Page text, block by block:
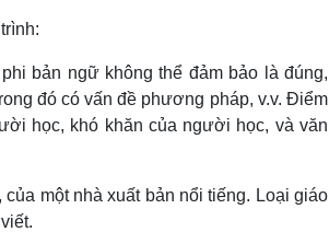
bản ngữ không thể đảm bảo là đúng,
đó có vấn đề phương pháp, v.v. Điểm
học, khó khăn của người học, và văn
một nhà xuất bản nổi tiếng. Loại giáo